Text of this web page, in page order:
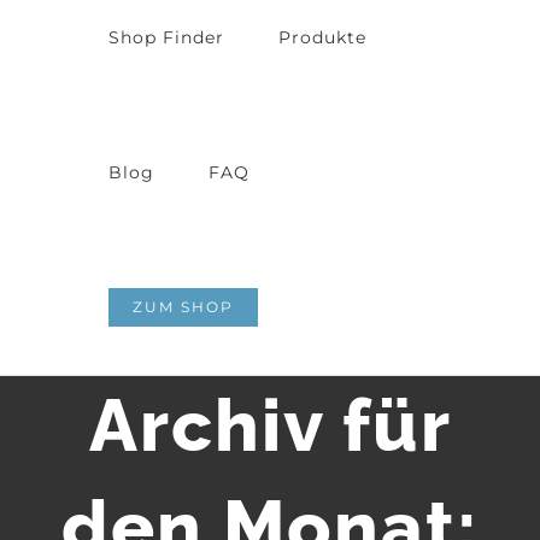
Shop Finder Produkte
Blog FAQ
ZUM SHOP
Archiv für